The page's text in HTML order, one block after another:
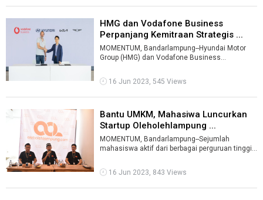
HMG dan Vodafone Business
Perpanjang Kemitraan Strategis ...
MOMENTUM, Bandarlampung--Hyundai Motor
Group (HMG) dan Vodafone Business
16 Jun 2023, 545 Views
Bantu UMKM, Mahasiwa Luncurkan
Startup Oleholehlampung ...
MOMENTUM, Bandarlampung--Sejumlah
mahasiswa aktif dari berbagai perguruan tinggi
...
16 Jun 2023, 843 Views